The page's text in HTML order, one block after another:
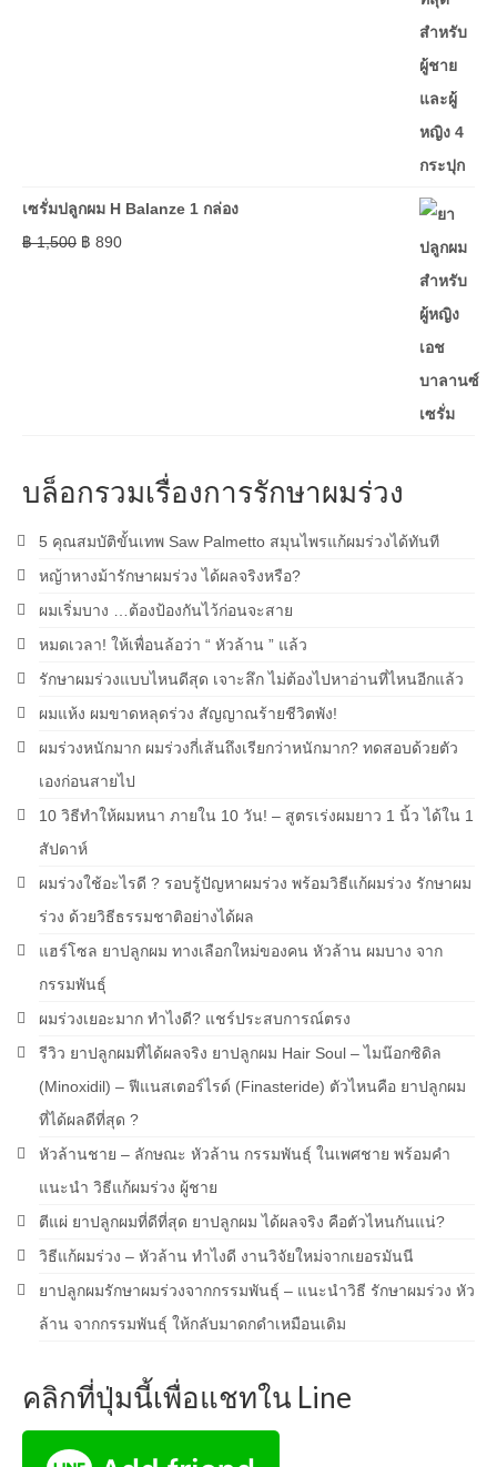
เซรั่มปลูกผม H Balanze 1 กล่อง
฿1,500 ฿ 890
บล็อกรวมเรื่องการรักษาผมร่วง
5 คุณสมบัติขั้นเทพ Saw Palmetto สมุนไพรแก้ผมร่วงได้ทันที
หญ้าหางม้ารักษาผมร่วง ได้ผลจริงหรือ?
ผมเริ่มบาง …ต้องป้องกันไว้ก่อนจะสาย
หมดเวลา! ให้เพื่อนล้อว่า “ หัวล้าน ” แล้ว
รักษาผมร่วงแบบไหนดีสุด เจาะลึก ไม่ต้องไปหาอ่านที่ไหนอีกแล้ว
ผมแห้ง ผมขาดหลุดร่วง สัญญาณร้ายชีวิตพัง!
ผมร่วงหนักมาก ผมร่วงกี่เส้นถึงเรียกว่าหนักมาก? ทดสอบด้วยตัว
เองก่อนสายไป
10 วิธีทำให้ผมหนา ภายใน 10 วัน! – สูตรเร่งผมยาว 1 นิ้ว ได้ใน 1
สัปดาห์
ผมร่วงใช้อะไรดี ? รอบรู้ปัญหาผมร่วง พร้อมวิธีแก้ผมร่วง รักษาผม
ร่วง ด้วยวิธีธรรมชาติอย่างได้ผล
แฮร์โซล ยาปลูกผม ทางเลือกใหม่ของคน หัวล้าน ผมบาง จาก
กรรมพันธุ์
ผมร่วงเยอะมาก ทำไงดี? แชร์ประสบการณ์ตรง
รีวิว ยาปลูกผมที่ได้ผลจริง ยาปลูกผม Hair Soul – ไมน๊อกซิดิล
(Minoxidil) – ฟีแนสเตอร์ไรด์ (Finasteride) ตัวไหนคือ ยาปลูกผม
ที่ได้ผลดีที่สุด ?
หัวล้านชาย – ลักษณะ หัวล้าน กรรมพันธุ์ ในเพศชาย พร้อมคำ
แนะนำ วิธีแก้ผมร่วง ผู้ชาย
ตีแผ่ ยาปลูกผมที่ดีที่สุด ยาปลูกผม ได้ผลจริง คือตัวไหนกันแน่?
วิธีแก้ผมร่วง – หัวล้าน ทำไงดี งานวิจัยใหม่จากเยอรมันนี
ยาปลูกผมรักษาผมร่วงจากกรรมพันธุ์ – แนะนำวิธี รักษาผมร่วง หัว
ล้าน จากกรรมพันธุ์ ให้กลับมาดกดำเหมือนเดิม
คลิกที่ปุ่มนี้เพื่อแชทใน Line